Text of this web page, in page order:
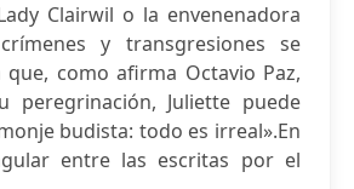
Clairwil o la envenenadora
y transgresiones se
que, como afirma Octavio Paz,
peregrinación, Juliette puede
budista: todo es irreal».En
entre las escritas por el